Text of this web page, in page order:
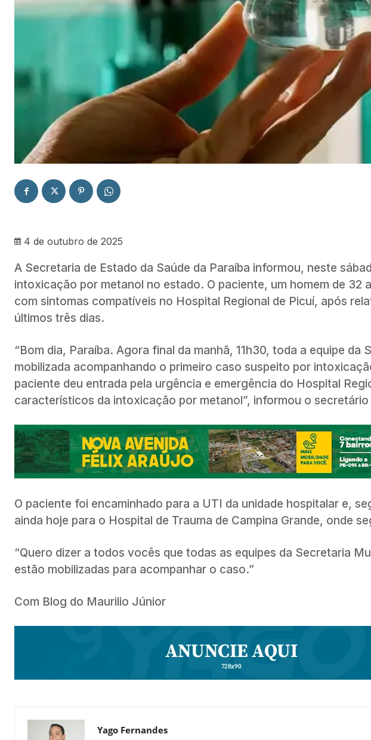
4 de outubro de 2025
A Secretaria de Estado da Saúde da Paraíba informou, neste
intoxicação por metanol no estado. O paciente, um homem de 32
com sintomas compatíveis no Hospital Regional de Picuí, após
últimos três dias.
“Bom dia, Paraíba. Agora final da manhã, 11h30, toda a equipe da
mobilizada acompanhando o primeiro caso suspeito por
paciente deu entrada pela urgência e emergência do Hospital
característicos da intoxicação por metanol”, informou o secretário
O paciente foi encaminhado para a UTI da unidade hospitalar e,
ainda hoje para o Hospital de Trauma de Campina Grande, onde
“Quero dizer a todos vocês que todas as equipes da Secretaria
estão mobilizadas para acompanhar o caso.”
Com Blog do Maurilio Júnior
Yago Fernandes